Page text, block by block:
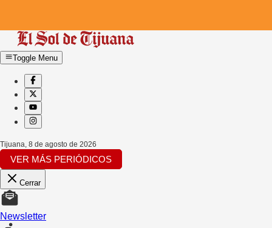
Toggle Menu
Tijuana 8 de agosto de 2026
VER MÁS PERIÓDICOS
Cerrar
Newsletter